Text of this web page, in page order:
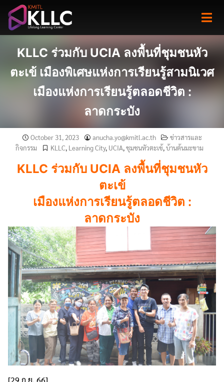
content
KLLC ร่วมกับ UCIA ลงพื้นที่ชุมชนหัว
ตะเข้ เมืองพิเศษแห่งการเรียนรู้สามนิเวศ
เมืองแห่งการเรียนรู้ตลอดชีวิต :
ลาดกระบัง
October 31, 2023 anucha.yo@kmitl.ac.th
ข่าวสารและ
กิจกรรม
KLLC, Learning City, UCIA,ชุมชนหัวตะเข้,บ้านต้นมะขาม
KLLC ร่วมกับ UCIA ลงพื้นที่ชุมชนหัว
ตะเข้
เมืองแห่งการเรียนรู้ตลอดชีวิต :
ลาดกระบัง
[29 ก.ย. 66]